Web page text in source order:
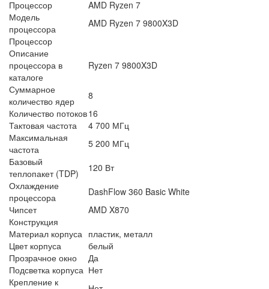
Процессор
AMD Ryzen 7
Модель
процессора
AMD Ryzen 7 9800X3D
Процессор
Описание
процессора в
каталоге
Ryzen 7 9800X3D
Суммарное
количество ядер
8
Количество потоков16
Тактовая частота
4 700 МГц
Максимальная
частота
5 200 МГц
Базовый
теплопакет (TDP)
120 Вт
Охлаждение
процессора
DashFlow 360 Basic White
Чипсет
AMD X870
Конструкция
Материал корпуса пластик, металл
Цвет корпуса
белый
Прозрачное окно
Да
Подсветка корпуса Нет
Крепление к